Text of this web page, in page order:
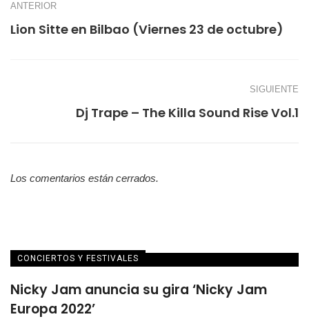
ANTERIOR
Lion Sitte en Bilbao (Viernes 23 de octubre)
SIGUIENTE
Dj Trape – The Killa Sound Rise Vol.1
Los comentarios están cerrados.
CONCIERTOS Y FESTIVALES
Nicky Jam anuncia su gira ‘Nicky Jam
Europa 2022’